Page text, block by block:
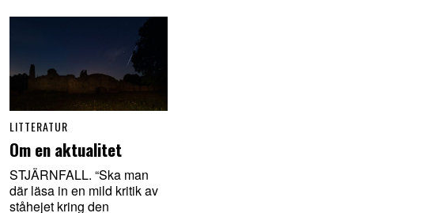
LITTERATUR
Om en aktualitet
STJÄRNFALL. “Ska man
där läsa in en mild kritik av
ståhejet kring den